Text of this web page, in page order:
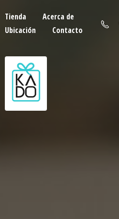
Tienda
Acerca de
Ubicación
Contacto